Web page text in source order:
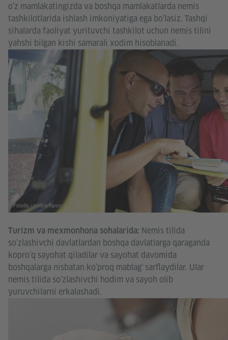
o’z mamlakatingizda va boshqa mamlakatlarda nemis
tashkilotlarida ishlash imkoniyatiga ega bo’lasiz. Tashqi
sihalarda faoliyat yurituvchi tashkilot uchun nemis tilini
yahshi bilgan kishi samarali xodim hisoblanadi.
© Fotolia / corbisrffancy
Turizm va mexmonhona sohalarida: Nemis tilida
so’zlashivchi davlatlardan boshqa davlatlarga qaraganda
kopro’q sayohat qiladilar va sayohat davomida
boshqalarga nisbatan ko’proq mablag‘ sarflaydilar. Ular
nemis tilida so’zlashivchi hodim va sayoh olib
yuruvchilarni erkalashadi.